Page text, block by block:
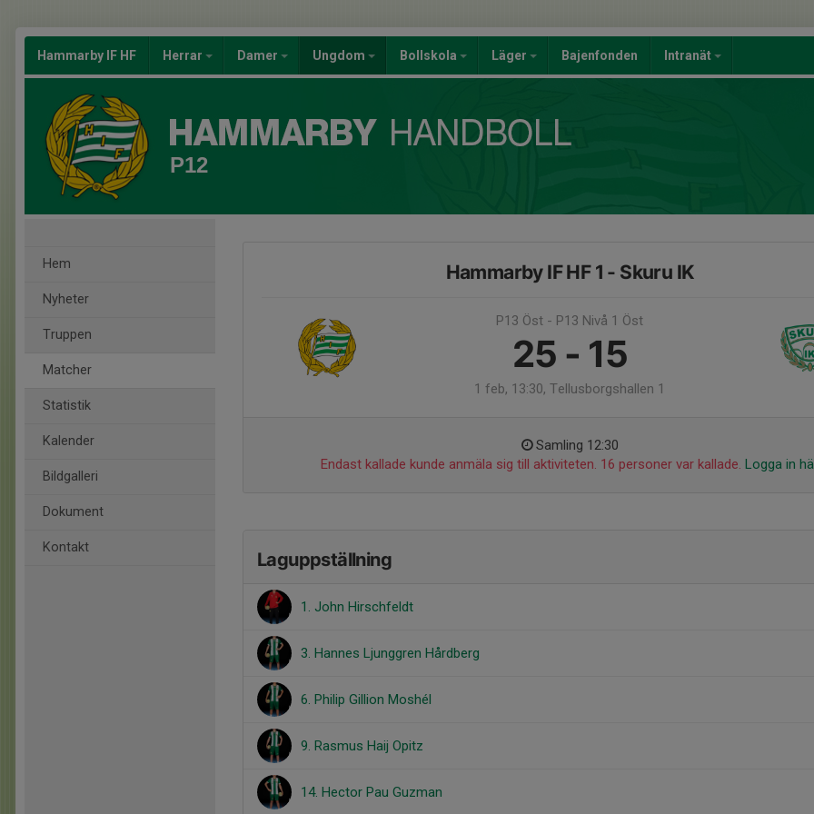
Hammarby IF HF Herrar Damer Ungdom Bollskola Läger Bajenfonden Intranät
P12
Hem
Nyheter
Truppen
Matcher
Statistik
Kalender
Bildgalleri
Dokument
Kontakt
Hammarby IF HF 1 - Skuru IK
P13 Öst - P13 Nivå 1 Öst
25 - 15
1 feb, 13:30, Tellusborgshallen 1
Samling 12:30
Endast kallade kunde anmäla sig till aktiviteten. 16 personer var kallade. Logga in
Laguppställning
1. John Hirschfeldt
3. Hannes Ljunggren Hårdberg
6. Philip Gillion Moshél
9. Rasmus Haij Opitz
14. Hector Pau Guzman